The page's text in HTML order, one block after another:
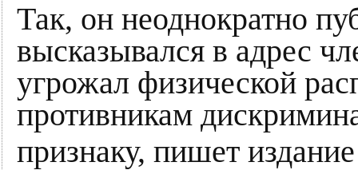
Так, он неоднократно
высказывался в адрес
угрожал физической
противникам
признаку, пишет